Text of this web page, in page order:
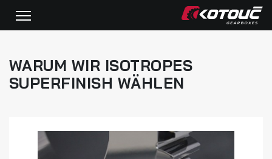
WARUM WIR ISOTROPES
SUPERFINISH WÄHLEN